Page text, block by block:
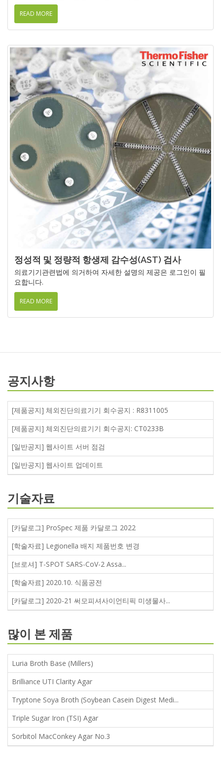
READ MORE
정성적 및 정량적 항생제 감수성(AST) 검사
의료기기관련법에 의거하여 자세한 설명의 제공은 로그인이 필
요합니다.
READ MORE
공지사항
[제품공지] 체외진단의료기기 회수공지 : R8311005
[제품공지] 체외진단의료기기 회수공지: CT0233B
[일반공지] 웹사이트 서버 점검
[일반공지] 웹사이트 업데이트
기술자료
[카달로그] ProSpec 제품 카달로그 2022
[학술자료] Legionella 배지 제품번호 변경
[브로셔] T-SPOT SARS-CoV-2 Assa...
[학술자료] 2020.10. 식품공전
[카달로그] 2020-21 써모피셔사이언티픽 미생물사...
많이 본 제품
Luria Broth Base (Millers)
Brilliance UTI Clarity Agar
Tryptone Soya Broth (Soybean Casein Digest Medi...
Triple Sugar Iron (TSI) Agar
Sorbitol MacConkey Agar No.3